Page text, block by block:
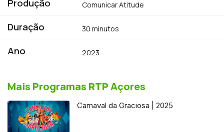
Produção Comunicar Atitude
Duração 30 minutos
Ano 2023
Mais Programas RTP Açores
Carnaval da Graciosa | 2025